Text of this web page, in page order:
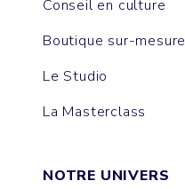
Conseil en culture
Boutique sur-mesure
Le Studio
La Masterclass
NOTRE UNIVERS